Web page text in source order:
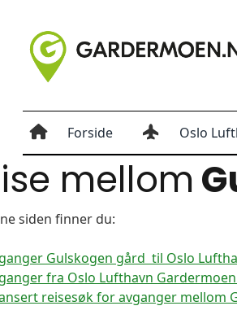
Forside Oslo
mellom
siden finner du:
Gulskogen gård til Oslo
fra Oslo Lufthavn
reisesøk for avganger mellom